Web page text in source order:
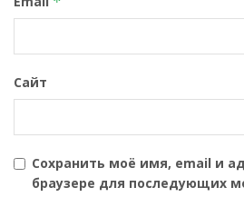
Сайт
Сохранить моё имя, email и
браузере для последующих